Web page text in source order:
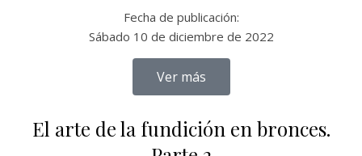
Fecha de publicación:
Sábado 10 de diciembre de 2022
Ver más
El arte de la fundición en bronces.